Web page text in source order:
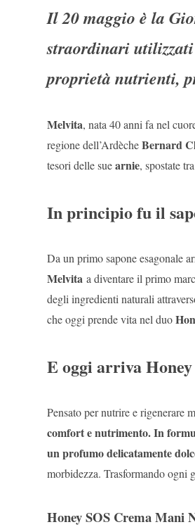
Il 20 maggio è la
straordinari utilizzati
proprietà nutrienti,
Melvita, nata 40 anni fa nel
regione dell’ArdècheBernard
tesori delle suearnie, spostate
In principio fu il
Da un primo sapone esagonale
Melvita a diventare il primo
degli ingredienti naturali
che oggi prende vita nel duo
E oggi arriva Honey
Pensato per nutrire e rigenerare
comfort e nutrimento. In
un profumo delicatamente
morbidezza. Trasformando ogni
Honey SOS Crema Mani